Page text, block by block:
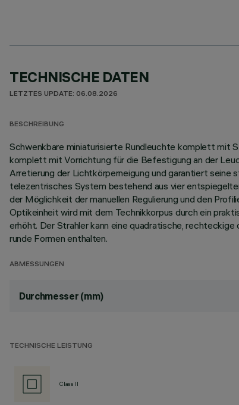
TECHNISCHE DATEN
LETZTES UPDATE: 06.08.2026
BESCHREIBUNG
Schwenkbare miniaturisierte Rundleuchte komplett mit
komplett mit Vorrichtung für die Befestigung an der
Arretierung der Lichtkörperneigung und garantiert seine
telezentrisches System bestehend aus vier
der Möglichkeit der manuellen Regulierung und den
Optikeinheit wird mit dem Technikkorpus durch ein
erhöht. Der Strahler kann eine quadratische,
runde Formen enthalten.
ABMESSUNGEN
Durchmesser (mm)
TECHNISCHE LEISTUNG
Class II